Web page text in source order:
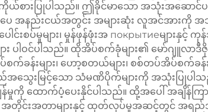
ားပြုပါသည်။ ဤခိုင်မာသော အသုံးအဆောင်
န်းပေ အနည်းငယ်အတွင်း အများဆုံး လူအင်အား
ါင်းစပ်မှုများ၊ မှုန်ဖုန်ဖုံးအ покрытиеမျာ
း ပါဝင်ပါသည်။ ထိုအိပ်စက်ခုံများ၏ မော်ဂျူလာ
စက်ခန်းများ၊ ဟော့စတယ်များ၊ စစ်တပ်အိပ်စက်
ေးမြင့်သော သံမဏိပိုက်များကို အသုံးပြုပါသ
ထောက်ပံ့ပေးနိုင်ပါသည်။ ထို့အပေါ် အချိန်ကြ
တိုင်းအတာများနှင့် ထုတ်လုပ်မှုအဆင့်တွင် အရ